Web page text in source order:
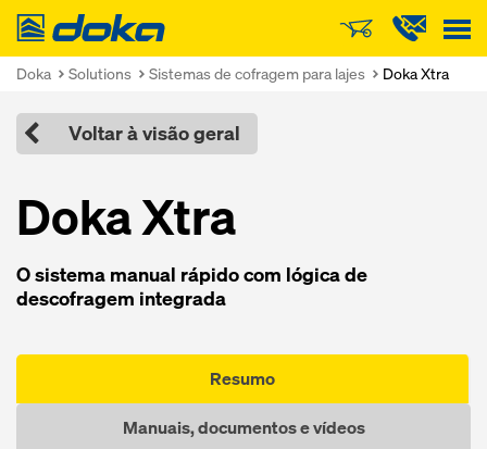
Doka
Doka Solutions Sistemas de cofragem para lajes Doka Xtra
Voltar à visão geral
Doka Xtra
O sistema manual rápido com lógica de
descofragem integrada
Resumo
Manuais, documentos e vídeos